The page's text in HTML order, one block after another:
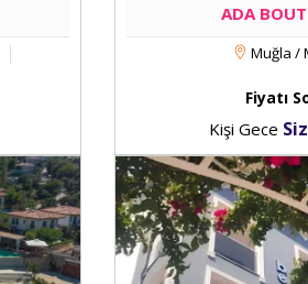
ADA
Muğla /
Fiyatı
Kişi Gece